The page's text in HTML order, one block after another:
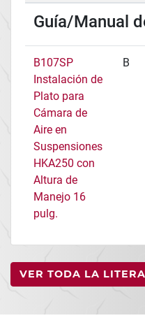
Guía/Manual
B107SP
Instalación de
Plato para
Cámara de
Aire en
Suspensiones
HKA250 con
Altura de
Manejo 16
pulg.
B
VER TODA LA